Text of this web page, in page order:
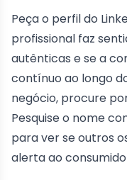
Peça o perfil do
profissional faz
autênticas e se a
contínuo ao longo
negócio, procure
Pesquise o nome
para ver se outros
alerta ao